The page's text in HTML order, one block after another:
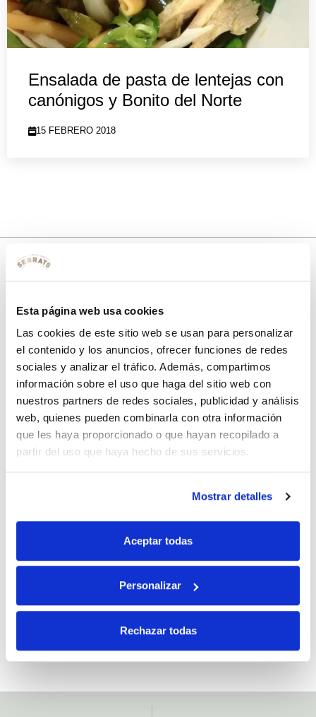
Esta página web usa cookies
Las cookies de este sitio web se usan para personalizar
el contenido y los anuncios, ofrecer funciones de redes
sociales y analizar el tráfico. Además, compartimos
información sobre el uso que haga del sitio web con
nuestros partners de redes sociales, publicidad y análisis
web, quienes pueden combinarla con otra información
que les haya proporcionado o que hayan recopilado a
partir del uso que haya hecho de sus servicios.
Mostrar detalles
Aceptar todas
Personalizar
Rechazar todas
Ensalada de pasta de lentejas con
canónigos y Bonito del Norte
15 FEBRERO 2018
con tu primera compra.
Apúntatea nuestra newsletter para recibir nuestras ofertas
disfruta de
un 10% de descuento en tu primera compra.
Si, he leído y acepto la política de protección de datos.
fines comerciales, legitimación: consentimiento, destinatarios: proveedor de
mensajería online, derechos: Acceder, rectificar y suprimir los datos, así como
otros derechos, como se explica en la información adicional.